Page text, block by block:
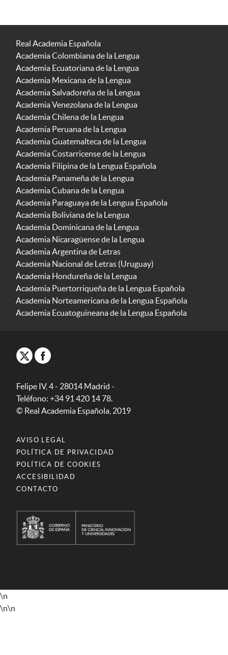
Real Academia Española
Academia Colombiana de la Lengua
Academia Ecuatoriana de la Lengua
Academia Mexicana de la Lengua
Academia Salvadoreña de la Lengua
Academia Venezolana de la Lengua
Academia Chilena de la Lengua
Academia Peruana de la Lengua
Academia Guatemalteca de la Lengua
Academia Costarricense de la Lengua
Academia Filipina de la Lengua Española
Academia Panameña de la Lengua
Academia Cubana de la Lengua
Academia Paraguaya de la Lengua Española
Academia Boliviana de la Lengua
Academia Dominicana de la Lengua
Academia Nicaragüense de la Lengua
Academia Argentina de Letras
Academia Nacional de Letras (Uruguay)
Academia Hondureña de la Lengua
Academia Puertorriqueña de la Lengua Española
Academia Norteamericana de la Lengua Española
Academia Ecuatoguineana de la Lengua Española
Felipe IV, 4 - 28014 Madrid -
Teléfono: +34 91 420 14 78.
© Real Academia Española, 2019
AVISO LEGAL
POLÍTICA DE PRIVACIDAD
POLÍTICA DE COOKIES
ACCESIBILIDAD
CONTACTO
\n
\n\n